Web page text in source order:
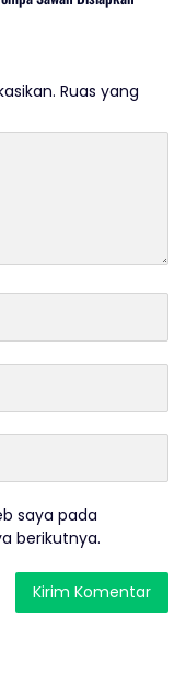
Ruas yang
saya pada
berikutnya.